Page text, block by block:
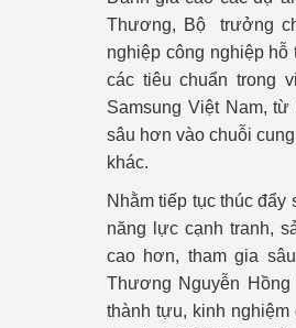
Thương, Bộ trưởng
nghiệp công nghiệp
các tiêu chuẩn trong
Samsung Việt Nam,
sâu hơn vào chuỗi
khác.
Nhằm tiếp tục thúc
năng lực cạnh tranh,
cao hơn, tham gia
Thương Nguyễn
thành tựu, kinh